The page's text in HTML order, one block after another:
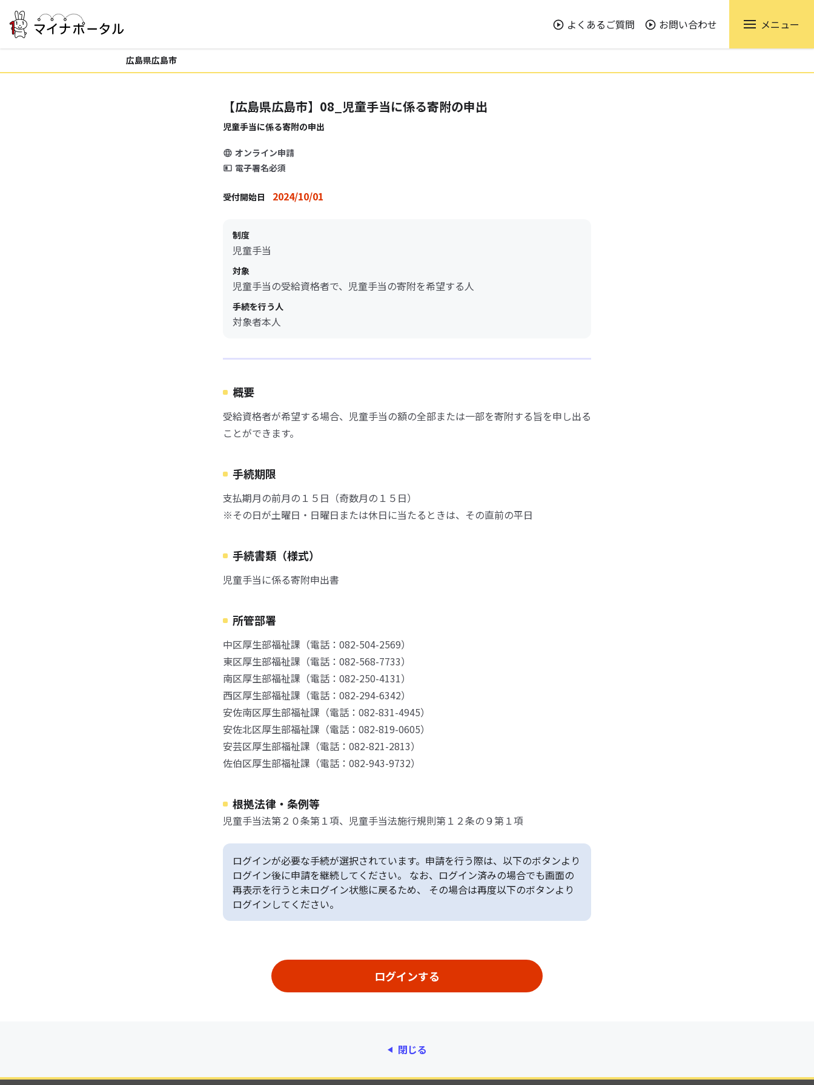
よくあるご質問 お問い合わせ メニュー
広島県広島市
【広島県広島市】08_児童手当に係る寄附の申出
児童手当に係る寄附の申出
オンライン申請
電子署名必須
受付開始日 2024/10/01
制度
児童手当
対象
児童手当の受給資格者で、児童手当の寄附を希望する人
手続を行う人
対象者本人
概要
受給資格者が希望する場合、児童手当の額の全部または一部を寄附する旨を申し出る
ことができます。
手続期限
支払期月の前月の１５日（奇数月の１５日）
※その日が土曜日・日曜日または休日に当たるときは、その直前の平日
手続書類（様式）
児童手当に係る寄附申出書
所管部署
中区厚生部福祉課（電話：082-504-2569）
東区厚生部福祉課（電話：082-568-7733）
南区厚生部福祉課（電話：082-250-4131）
西区厚生部福祉課（電話：082-294-6342）
安佐南区厚生部福祉課（電話：082-831-4945）
安佐北区厚生部福祉課（電話：082-819-0605）
安芸区厚生部福祉課（電話：082-821-2813）
佐伯区厚生部福祉課（電話：082-943-9732）
根拠法律・条例等
児童手当法第２０条第１項、児童手当法施行規則第１２条の９第１項
ログインが必要な手続が選択されています。申請を行う際は、以下のボタンより
ログイン後に申請を継続してください。 なお、ログイン済みの場合でも画面の
再表示を行うと未ログイン状態に戻るため、 その場合は再度以下のボタンより
ログインしてください。
閉じる